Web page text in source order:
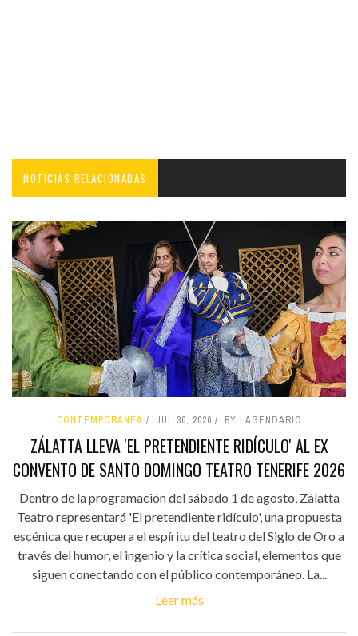
NOTICIAS RELACIONADAS
CONTEMPORÁNEA JUL 30, 2026 BY LAGENDARIO
ZÁLATTA LLEVA 'EL PRETENDIENTE RIDÍCULO' AL EX
CONVENTO DE SANTO DOMINGO TEATRO TENERIFE 2026
Dentro de la programación del sábado 1 de agosto, Zálatta
Teatro representará 'El pretendiente ridículo', una propuesta
escénica que recupera el espíritu del teatro del Siglo de Oro a
través del humor, el ingenio y la crítica social, elementos que
siguen conectando con el público contemporáneo. La...
Leer más